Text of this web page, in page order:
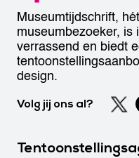
Museumtijdschrift,
museumbezoeker,
verrassend en biedt
design.
Volg jij ons al?